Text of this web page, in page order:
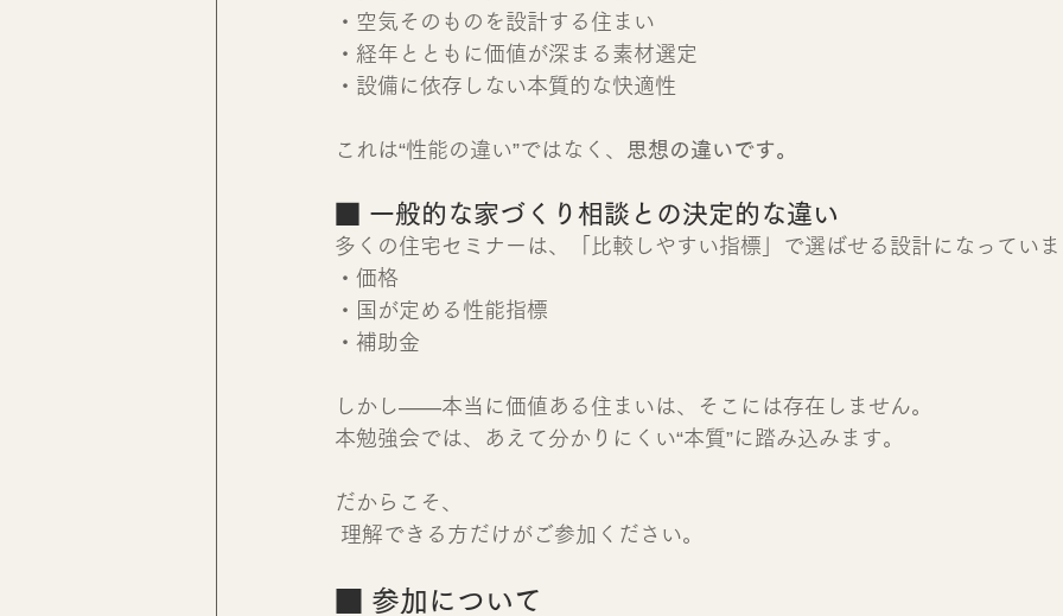
・空気そのものを設計する住まい
・経年とともに価値が深まる素材選定
・設備に依存しない本質的な快適性
これは“性能の違い”ではなく、 思想の違いです。
■ 一般的な家づくり相談との決定的な違い
多くの住宅セミナーは、「比較しやすい指標」で選ばせる設計になってい
・価格
・国が定める性能指標
・補助金
しかし――本当に価値ある住まいは、そこには存在しません。
本勉強会では、あえて分かりにくい“本質”に踏み込みます。
だからこそ、
理解できる方だけがご参加ください。
■ 参加について